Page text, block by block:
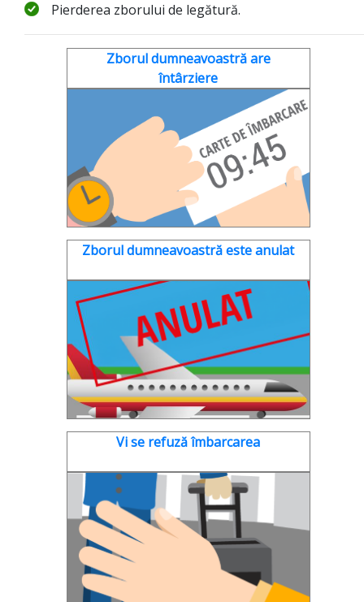
Pierderea zborului de legătură.
Zborul dumneavoastră are
întârziere
Zborul dumneavoastră este anulat
Vi se refuză îmbarcarea